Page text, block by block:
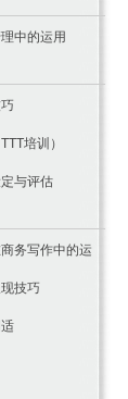
中的运用
培训）
与评估
务写作中的运
技巧